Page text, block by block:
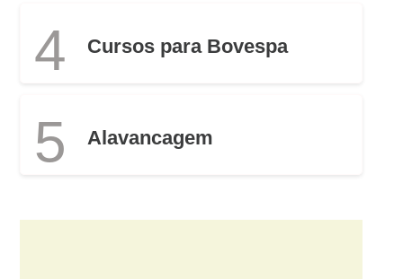
4 Cursos para Bovespa
5 Alavancagem